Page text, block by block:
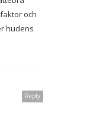
och
hudens
Reply